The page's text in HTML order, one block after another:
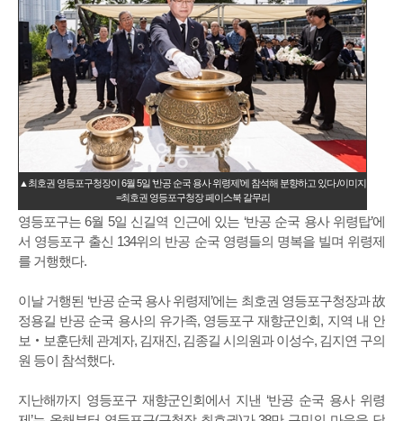
▲최호권 영등포구청장이 6월 5일 ‘반공 순국 용사 위령제’에 참석해 분향하고 있다./이미지
=최호권 영등포구청장 페이스북 갈무리
영등포구는 6월 5일 신길역 인근에 있는 ‘반공 순국 용사 위령탑’에
서 영등포구 출신 134위의 반공 순국 영령들의 명복을 빌며 위령제
를 거행했다.
이날 거행된 ‘반공 순국 용사 위령제’에는 최호권 영등포구청장과 故
정용길 반공 순국 용사의 유가족, 영등포구 재향군인회, 지역 내 안
보‧보훈단체 관계자, 김재진, 김종길 시의원과 이성수, 김지연 구의
원 등이 참석했다.
지난해까지 영등포구 재향군인회에서 지낸 ‘반공 순국 용사 위령